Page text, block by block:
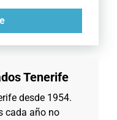
Tenerife
desde 1954.
cada año no